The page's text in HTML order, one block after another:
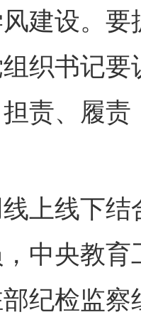
建设。
织书记
责、履
线下结
中央教
纪检监